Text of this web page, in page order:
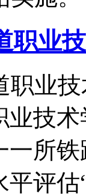
职业
职业
技
一所
平评